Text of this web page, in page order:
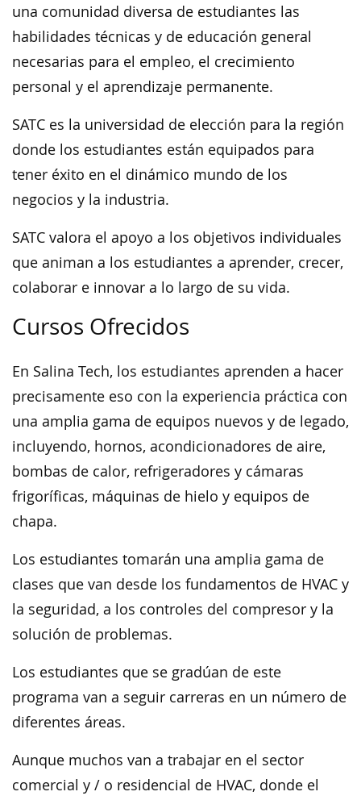
una comunidad diversa de estudiantes las
habilidades técnicas y de educación general
necesarias para el empleo, el crecimiento
personal y el aprendizaje permanente.
SATC es la universidad de elección para la región
donde los estudiantes están equipados para
tener éxito en el dinámico mundo de los
negocios y la industria.
SATC valora el apoyo a los objetivos individuales
que animan a los estudiantes a aprender, crecer,
colaborar e innovar a lo largo de su vida.
Cursos Ofrecidos
En Salina Tech, los estudiantes aprenden a hacer
precisamente eso con la experiencia práctica con
una amplia gama de equipos nuevos y de legado,
incluyendo, hornos, acondicionadores de aire,
bombas de calor, refrigeradores y cámaras
frigoríficas, máquinas de hielo y equipos de
chapa.
Los estudiantes tomarán una amplia gama de
clases que van desde los fundamentos de HVAC y
la seguridad, a los controles del compresor y la
solución de problemas.
Los estudiantes que se gradúan de este
programa van a seguir carreras en un número de
diferentes áreas.
Aunque muchos van a trabajar en el sector
comercial y / o residencial de HVAC, donde el